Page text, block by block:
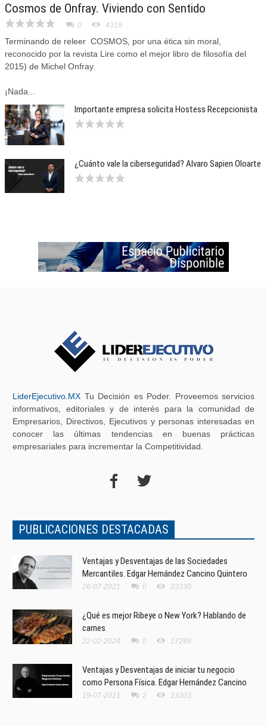
Cosmos de Onfray. Viviendo con Sentido
0 4319
Terminando de releer COSMOS, por una ética sin moral,
reconocido por la revista Lire como el mejor libro de filosofía del
2015) de Michel Onfray.
¡Nada...
Importante empresa solicita Hostess Recepcionista
¿Cuánto vale la ciberseguridad? Alvaro Sapien Oloarte
LiderEjecutivo.MX Tu Decisión es Poder. Proveemos servicios
informativos, editoriales y de interés para la comunidad de
Empresarios, Directivos, Ejecutivos y personas interesadas en
conocer las últimas tendencias en buenas prácticas
empresariales para incrementar la Competitividad.
PUBLICACIONES DESTACADAS
Ventajas y Desventajas de las Sociedades
Mercantiles. Edgar Hernández Cancino Quintero
26-07-2021 0 23330
¿Qué es mejor Ribeye o New York? Hablando de
carnes
22-02-2024 0 17289
Ventajas y Desventajas de iniciar tu negocio
como Persona Física. Edgar Hernández Cancino
19-07-2021 2 13303